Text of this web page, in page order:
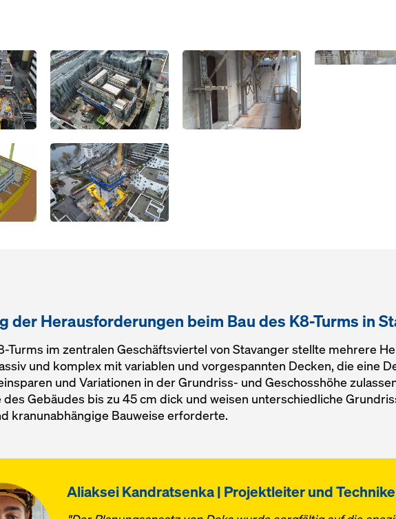
Open Open Open
Open
der Herausforderungen beim Bau des K8-Turms in
Turms im zentralen Geschäftsviertel von Stavanger stellte mehrere
und komplex mit variablen und vorgespannten Decken, die eine
und Variationen in der Grundriss- und Geschosshöhe
Gebäudes bis zu 45 cm dick und weisen unterschiedliche
kranunabhängige Bauweise erforderte.
Aliaksei Kandratsenka | Projektleiter und